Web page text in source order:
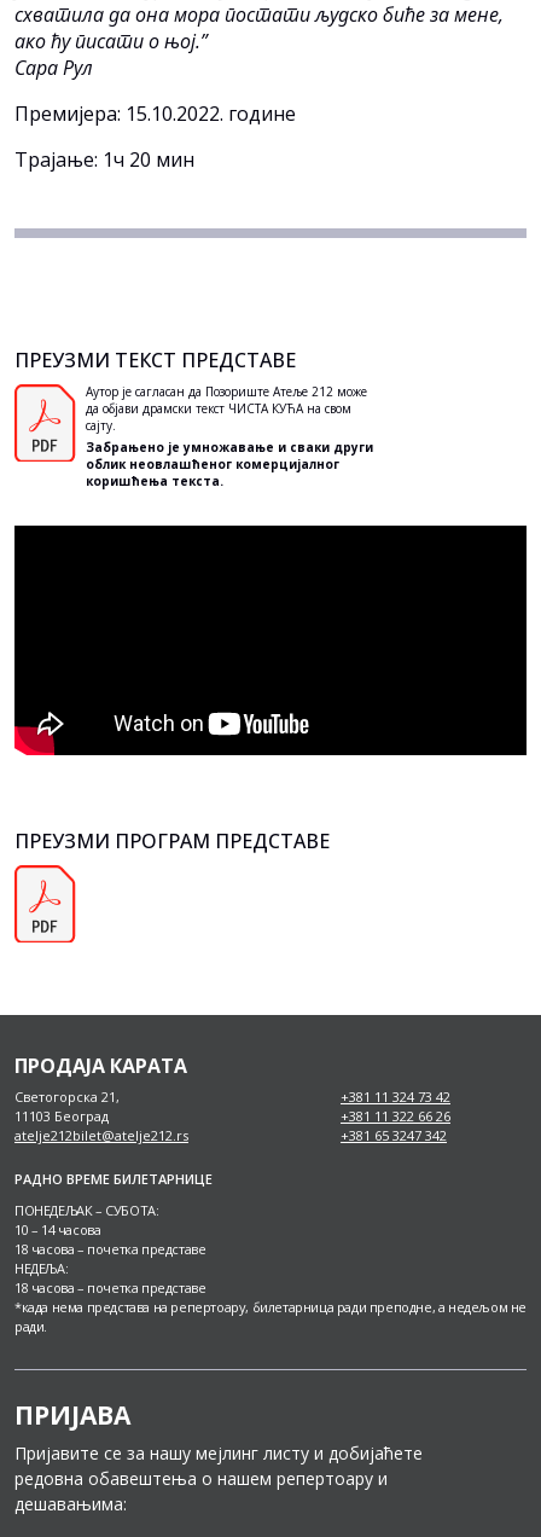
схватила да она мора постати људско биће за мене,
ако ћу писати о њој.”
Сара Рул
Премијера: 15.10.2022. године
Трајање: 1ч 20 мин
ПРЕУЗМИ ТЕКСТ ПРЕДСТАВЕ
Аутор је сагласан да Позориште Атеље 212 може
да објави драмски текст ЧИСТА КУЋА на свом
сајту.
Забрањено је умножавање и сваки други
облик неовлашћеног комерцијалног
коришћења текста.
ПРЕУЗМИ ПРОГРАМ ПРЕДСТАВЕ
ПРОДАЈА КАРАТА
Светогорска 21,
11103 Београд
atelje212bilet@atelje212.rs
+381 11 324 73 42
+381 11 322 66 26
+381 65 3247 342
РАДНО ВРЕМЕ БИЛЕТАРНИЦЕ
ПОНЕДЕЉАК – СУБОТА:
10 – 14 часова
18 часова – почетка представе
НЕДЕЉА:
18 часова – почетка представе
*када нема представа на репертоару, билетарница ради преподне, а недељом не
ради.
ПРИЈАВА
Пријавите се за нашу мејлинг листу и добијаћете
редовна обавештења о нашем репертоару и
дешавањима: